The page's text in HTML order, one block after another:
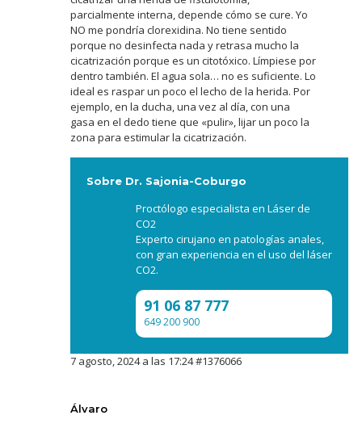
parcialmente interna, depende cómo se cure. Yo
NO me pondría clorexidina. No tiene sentido
porque no desinfecta nada y retrasa mucho la
cicatrización porque es un citotóxico. Límpiese por
dentro también. El agua sola… no es suficiente. Lo
ideal es raspar un poco el lecho de la herida. Por
ejemplo, en la ducha, una vez al día, con una
gasa en el dedo tiene que «pulir», lijar un poco la
zona para estimular la cicatrización.
Sobre Dr. Sajonia-Coburgo
Proctólogo especialista en Láser de
CO2
Experto cirujano en patologías anales,
con gran experiencia en el uso del láser
CO2.
91 06 87 777
649 200 900
7 agosto, 2024 a las 17:24#1376066
Álvaro